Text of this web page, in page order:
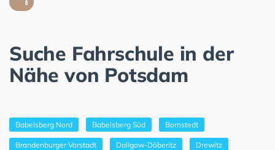
Suche Fahrschule in der
Nähe von Potsdam
Babelsberg Nord Babelsberg Süd Bornstedt
Brandenburger Vorstadt Dallgow-Döberitz Drewitz